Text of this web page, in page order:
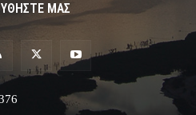
ΜΑΣ